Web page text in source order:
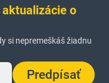
o
si nepremeškáš žiadnu
Predpísať